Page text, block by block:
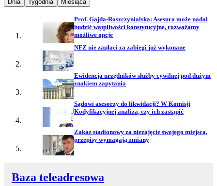
Dnia Tygodnia Miesiąca
Prof. Gajda-Roszczynialska: Asesura może nadal
budzić wątpliwości konstytucyjne, rozważamy
możliwe opcje
NFZ nie zapłaci za zabiegi już wykonane
Ewidencja urzędników służby cywilnej pod dużym
znakiem zapytania
Sądowi asesorzy do likwidacji? W Komisji
Kodyfikacyjnej analiza, czy ich zastąpić
Zakaz stadionowy za niezajęcie swojego miejsca,
przepisy wymagają zmiany
Baza teleadresowa